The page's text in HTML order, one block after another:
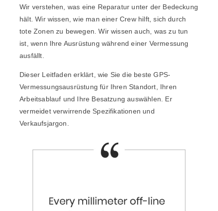
Wir verstehen, was eine Reparatur unter der Bedeckung
hält. Wir wissen, wie man einer Crew hilft, sich durch
tote Zonen zu bewegen. Wir wissen auch, was zu tun
ist, wenn Ihre Ausrüstung während einer Vermessung
ausfällt.
Dieser Leitfaden erklärt, wie Sie die beste GPS-
Vermessungsausrüstung für Ihren Standort, Ihren
Arbeitsablauf und Ihre Besatzung auswählen. Er
vermeidet verwirrende Spezifikationen und
Verkaufsjargon.